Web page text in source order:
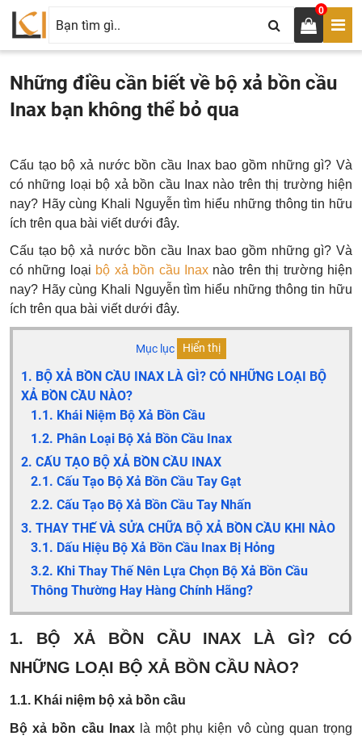
0
Những điều cần biết về bộ xả bồn cầu
Inax bạn không thể bỏ qua
Cấu tạo bộ xả nước bồn cầu Inax bao gồm những gì? Và
có những loại bộ xả bồn cầu Inax nào trên thị trường hiện
nay? Hãy cùng Khali Nguyễn tìm hiểu những thông tin hữu
ích trên qua bài viết dưới đây.
Cấu tạo bộ xả nước bồn cầu Inax bao gồm những gì? Và
có những loại bộ xả bồn cầu Inax nào trên thị trường hiện
nay? Hãy cùng Khali Nguyễn tìm hiểu những thông tin hữu
ích trên qua bài viết dưới đây.
Mục lục Hiển thị
1. BỘ XẢ BỒN CẦU INAX LÀ GÌ? CÓ NHỮNG LOẠI BỘ
XẢ BỒN CẦU NÀO?
1.1. Khái Niệm Bộ Xả Bồn Cầu
1.2. Phân Loại Bộ Xả Bồn Cầu Inax
2. CẤU TẠO BỘ XẢ BỒN CẦU INAX
2.1. Cấu Tạo Bộ Xả Bồn Cầu Tay Gạt
2.2. Cấu Tạo Bộ Xả Bồn Cầu Tay Nhấn
3. THAY THẾ VÀ SỬA CHỮA BỘ XẢ BỒN CẦU KHI NÀO
3.1. Dấu Hiệu Bộ Xả Bồn Cầu Inax Bị Hỏng
3.2. Khi Thay Thế Nên Lựa Chọn Bộ Xả Bồn Cầu
Thông Thường Hay Hàng Chính Hãng?
1. BỘ XẢ BỒN CẦU INAX LÀ GÌ? CÓ
NHỮNG LOẠI BỘ XẢ BỒN CẦU NÀO?
1.1. Khái niệm bộ xả bồn cầu
Bộ xả bồn cầu Inaxlà một phụ kiện vô cùng quan trọng